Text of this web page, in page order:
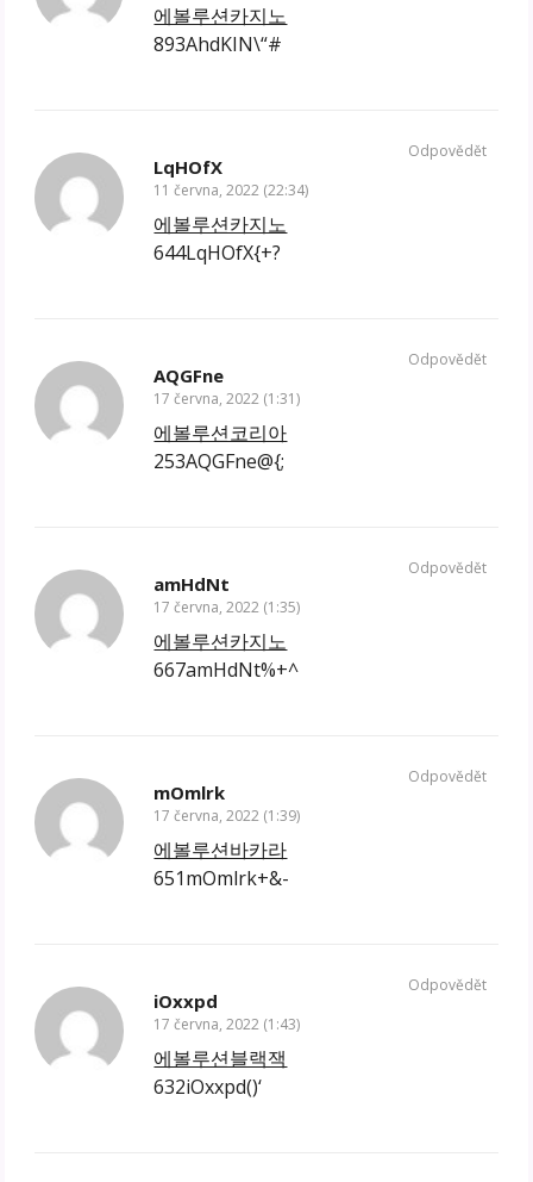
에볼루션카지노
893AhdKIN\“#
LqHOfX
11 června, 2022 (22:34)
에볼루션카지노
644LqHOfX{+?
Odpovědět
AQGFne
17 června, 2022 (1:31)
에볼루션코리아
253AQGFne@{;
Odpovědět
amHdNt
17 června, 2022 (1:35)
에볼루션카지노
667amHdNt%+^
Odpovědět
mOmlrk
17 června, 2022 (1:39)
에볼루션바카라
651mOmlrk+&-
Odpovědět
iOxxpd
17 června, 2022 (1:43)
에볼루션블랙잭
632iOxxpd()‘
Odpovědět